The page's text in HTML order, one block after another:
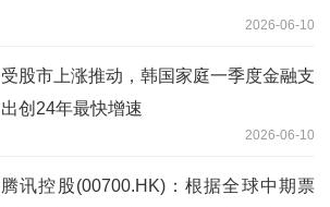
2026-06-10
受股市上涨推动，韩国家庭一季度金融支
出创24年最快增速
2026-06-10
腾讯控股(00700.HK)：根据全球中期票